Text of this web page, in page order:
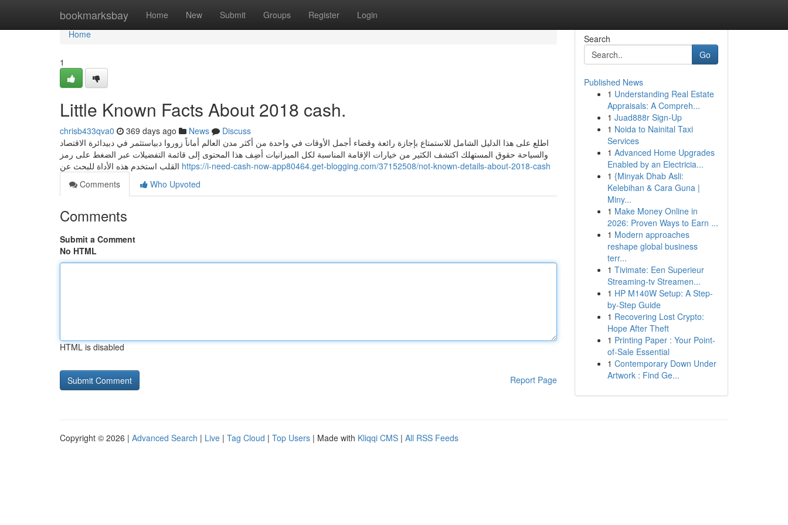
bookmarksbay Home New Submit Groups Register Login
Home
Home
1
Little Known Facts About 2018 cash.
chrisb433qva0 369 days ago News
Discuss
اطلع على هذا الدليل الشامل للاستمتاع بإجازة رائعة وقضاء أجمل الأوقات في واحدة من أكثر مدن العالم أماناً زوروا دبياستثمر في دبيدائرة الاقتصاد
والسياحة حقوق المستهلك اكتشف الكثير من خيارات الإقامة المناسبة لكل الميزانيات أضِف هذا المحتوى إلى قائمة التفضيلات عبر الضغط على رمز
https://i-need-cash-now-app80464.get-blogging.com/37152508/not-known-details-about-2018-cash
Comments
Who Upvoted
Comments
Submit a Comment
No HTML
HTML is disabled
Report Page
Search
Go
Published News
1 Understanding Real Estate
Appraisals: A Compreh...
1 Juad888r Sign-Up
1 Noida to Nainital Taxi
Services
1 Advanced Home Upgrades
Enabled by an Electricia...
1 {Minyak Dhab Asli:
Kelebihan & Cara Guna |
Miny...
1 Make Money Online in
2026: Proven Ways to Earn ...
1 Modern approaches
reshape global business
terr...
1 Tivimate: Een Superieur
Streaming-tv Streamen...
1 HP M140W Setup: A Step-
by-Step Guide
1 Recovering Lost Crypto:
Hope After Theft
1 Printing Paper : Your Point-
of-Sale Essential
1 Contemporary Down Under
Artwork : Find Ge...
Copyright © 2026 | Advanced Search | Live | Tag Cloud | Top Users | Made with Kliqqi CMS | All RSS Feeds